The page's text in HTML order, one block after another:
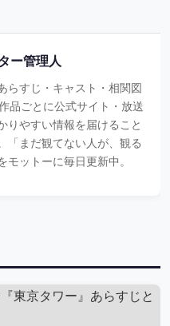
ー管理人
らすじ・キャスト・相関図
品ごとに公式サイト・放送
りやすい情報を届けること
「まだ観てない人が、観る
ットーに毎日更新中。